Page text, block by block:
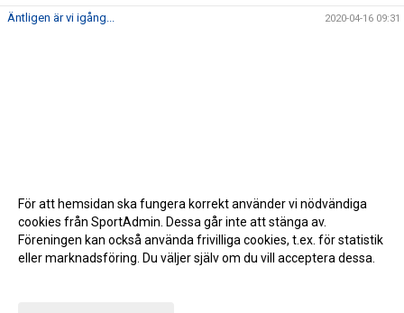
Äntligen är vi igång... 2020-04-16 09:31
För att hemsidan ska fungera korrekt använder vi nödvändiga
cookies från SportAdmin. Dessa går inte att stänga av.
Föreningen kan också använda frivilliga cookies, t.ex. för statistik
eller marknadsföring. Du väljer själv om du vill acceptera dessa.